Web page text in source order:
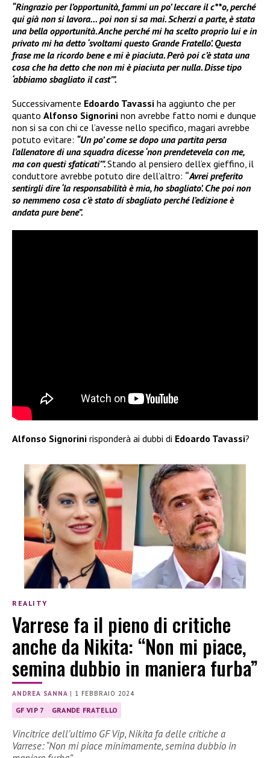
“Ringrazio per l’opportunità, fammi un po’ leccare il c**o, perché
qui già non si lavora… poi non si sa mai. Scherzi a parte, è stata
una bella opportunità. Anche perché mi ha scelto proprio lui e in
privato mi ha detto ‘svoltami questo Grande Fratello’. Questa
frase me la ricordo bene e mi è piaciuta. Però poi c’è stata una
cosa che ha detto che non mi è piaciuta per nulla. Disse tipo
‘abbiamo sbagliato il cast’”.
Successivamente Edoardo Tavassi ha aggiunto che per
quanto Alfonso Signorini non avrebbe fatto nomi e dunque
non si sa con chi ce l’avesse nello specifico, magari avrebbe
potuto evitare: “Un po’ come se dopo una partita persa
l’allenatore di una squadra dicesse ‘non prendetevela con me,
ma con questi sfaticati’”.Stando al pensiero dell’ex gieffino, il
conduttore avrebbe potuto dire dell’altro: “Avrei preferito
sentirgli dire ‘la responsabilità è mia, ho sbagliato’. Che poi non
so nemmeno cosa c’è stato di sbagliato perché l’edizione è
andata pure bene”.
Alfonso Signorini risponderà ai dubbi di Edoardo Tavassi?
REALITY
Varrese fa il pieno di critiche
anche da Nikita: “Non mi piace,
semina dubbio in maniera furba”
ANDREA SANNA | 1 FEBBRAIO 2024
GF VIP 7 GRANDE FRATELLO
Vincitrice dell’ultimo GF Vip, Nikita fa delle critiche a
Varrese: “Non mi piace minimamente, semina dubbio in